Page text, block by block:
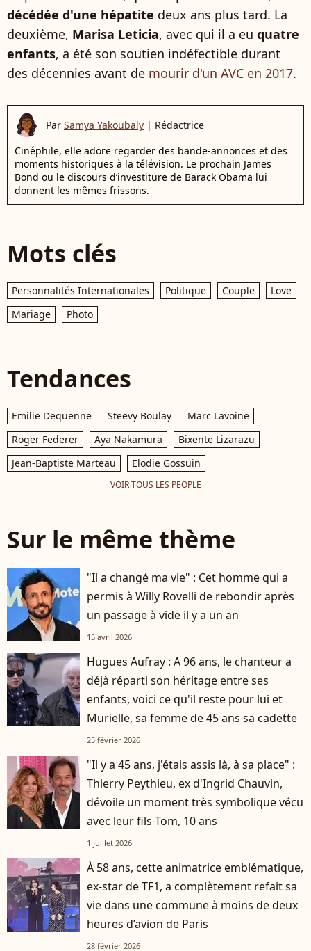
décédée d'une hépatite deux ans plus tard. La
deuxième, Marisa Leticia, avec qui il a eu quatre
enfants, a été son soutien indéfectible durant
des décennies avant de mourir d'un AVC en 2017.
Par Samya Yakoubaly | Rédactrice
Cinéphile, elle adore regarder des bande-annonces et des
moments historiques à la télévision. Le prochain James
Bond ou le discours d’investiture de Barack Obama lui
donnent les mêmes frissons.
Mots clés
Personnalités Internationales Politique Couple
Love
Mariage
Photo
Tendances
Emilie Dequenne Steevy Boulay
Marc Lavoine
Roger Federer
Aya Nakamura
Bixente Lizarazu
Jean-Baptiste Marteau
Elodie Gossuin
VOIR TOUS LES PEOPLE
Sur le même thème
"Il a changé ma vie" : Cet homme qui a
permis à Willy Rovelli de rebondir après
un passage à vide il y a un an
15 avril 2026
Hugues Aufray : A 96 ans, le chanteur a
déjà réparti son héritage entre ses
enfants, voici ce qu'il reste pour lui et
Murielle, sa femme de 45 ans sa cadette
25 février 2026
"Il y a 45 ans, j'étais assis là, à sa place" :
Thierry Peythieu, ex d'Ingrid Chauvin,
dévoile un moment très symbolique vécu
avec leur fils Tom, 10 ans
1 juillet 2026
À 58 ans, cette animatrice emblématique,
ex-star de TF1, a complètement refait sa
vie dans une commune à moins de deux
heures d’avion de Paris
28 février 2026